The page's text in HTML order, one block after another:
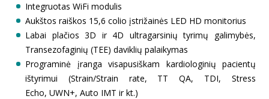
Integruotas WiFi modulis
Aukštos raiškos 15,6 colio įstrižainės LED HD monitorius
Labai plačios 3D ir 4D ultragarsinių tyrimų galimybės,
Transezofaginių (TEE) daviklių palaikymas
Programinė įranga visapusiškam kardiologinių pacientų
ištyrimui (Strain/Strain rate, TT QA, TDI, Stress
Echo, UWN+, Auto IMT ir kt.)